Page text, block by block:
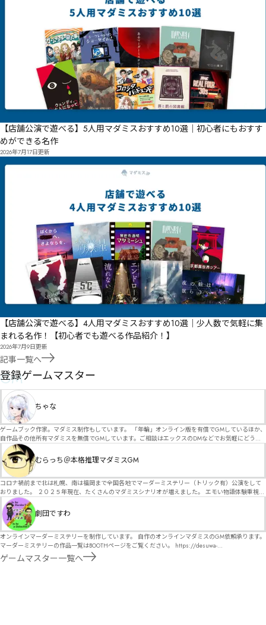
【店舗公演で遊べる】5人用マダミスおすすめ10選｜初心者にもおすす
めができる名作
2026年7月17日更新
【店舗公演で遊べる】4人用マダミスおすすめ10選｜少人数で気軽に集
まれる名作！【初心者でも遊べる作品紹介！】
2026年7月9日更新
記事一覧へ
GM
登録ゲームマスター
ちゃな
ゲームブック作家。マダミス制作もしています。 「年輪」オンライン版を有償でGMしているほか、
自作品その他所有マダミスを無償でGMしています。ご相談はエックスのDMなどでお気軽にどう
ぞ。
むらっち＠本格推理マダミスGM
コロナ禍前まで北は札幌、南は福岡まで全国各地でマーダーミステリー（トリック有）公演をして
おりました。 ２０２５年現在、たくさんのマダミスシナリオが増えました。 エモい物語体験重視の
シナリオがマダミス・マーダーミステリーというジャンル名でたくさんあるため、そのようなシナ
リオは簡単に遊べます。 しかし、２～３時間ずっと考え＆議論して、見たことないトリックが解け
る閃きや犯人として逃げ切る楽しみのある本格推理マーダーミステリーを見つけることが難しくな
劇団ですわ
オンラインマーダーミステリーを制作しています。 自作のオンラインマダミスのGM依頼承ります。
マーダーミステリーの作品一覧はBOOTHページをご覧ください。 https://desuwa-
madamisu.booth.pm/ 以下注意事項をご一読、同意の上で、予約フォームからご連絡ください。
■GM依頼の注意事項■ ①依頼をする作品のＢＯＯＴＨの概要を確認した上で、依頼してくださ
ゲームマスター一覧へ